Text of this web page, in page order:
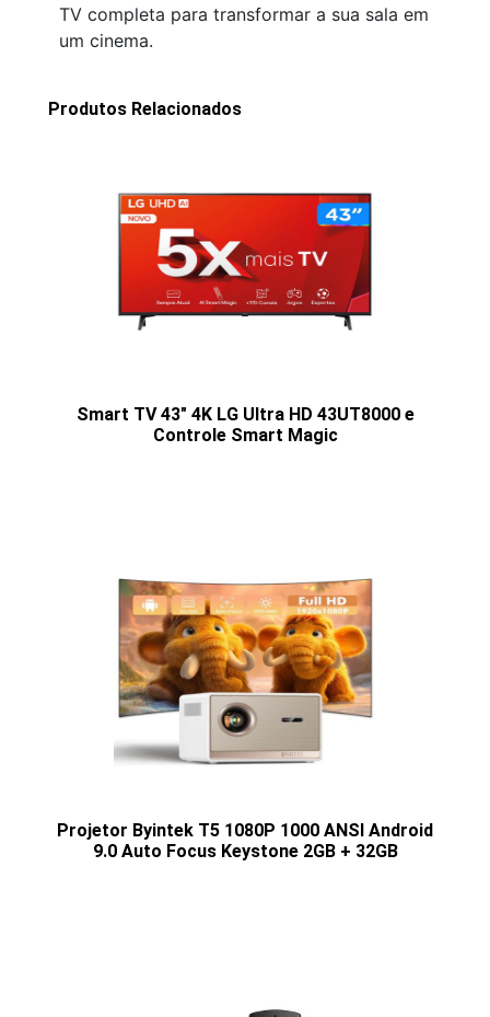
TV completa para transformar a sua sala em
um cinema.
Produtos Relacionados
Smart TV 43" 4K LG Ultra HD 43UT8000 e
Controle Smart Magic
Projetor Byintek T5 1080P 1000 ANSI Android
9.0 Auto Focus Keystone 2GB + 32GB